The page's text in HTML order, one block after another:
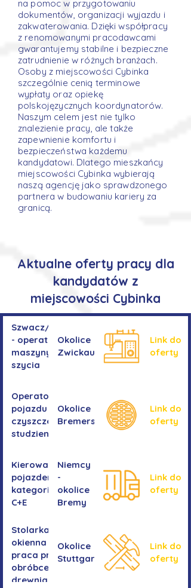
na pomoc w przygotowaniu
dokumentów, organizacji wyjazdu i
zakwaterowania. Dzięki współpracy
z renomowanymi pracodawcami
gwarantujemy stabilne i bezpieczne
zatrudnienie w różnych branżach.
Osoby z miejscowości Cybinka
szczególnie cenią terminowe
wypłaty oraz opiekę
polskojęzycznych koordynatorów.
Naszym celem jest nie tylko
znalezienie pracy, ale także
zapewnienie komfortu i
bezpieczeństwa każdemu
kandydatowi. Dlatego mieszkańcy
miejscowości Cybinka wybierają
naszą agencję jako sprawdzonego
partnera w budowaniu kariery za
granicą.
Aktualne oferty pracy dla
kandydatów z
miejscowości Cybinka
Szwacz/Szwaczka
- operator
maszyny do
szycia
Okolice
Zwickau
Link do
oferty
Operator/operatorka
pojazdu do
czyszczenia
studzienek
Okolice
Bremershaven
Link do
oferty
Kierowanie
pojazdem
kategorii
C+E
Niemcy
-
okolice
Bremy
Link do
oferty
Stolarka
okienna -
praca przy
obróbce
drewnianych
Okolice
Stuttgartu
Link do
oferty